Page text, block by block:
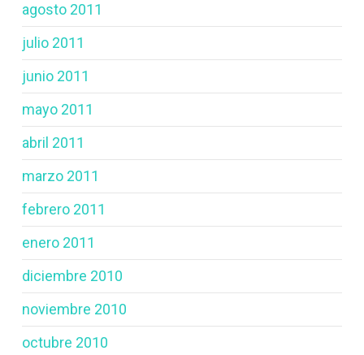
agosto 2011
julio 2011
junio 2011
mayo 2011
abril 2011
marzo 2011
febrero 2011
enero 2011
diciembre 2010
noviembre 2010
octubre 2010